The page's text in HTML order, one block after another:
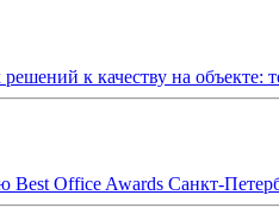
к качеству на объекте:
Best Office Awards Санкт-